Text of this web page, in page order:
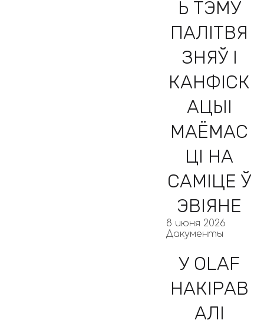
Ь ТЭМУ
ПАЛІТВЯ
ЗНЯЎ І
КАНФІСК
АЦЫІ
МАЁМАС
ЦІ НА
САМІЦЕ Ў
ЭВІЯНЕ
8 июня 2026
Дакументы
У OLAF
НАКІРАВ
АЛІ